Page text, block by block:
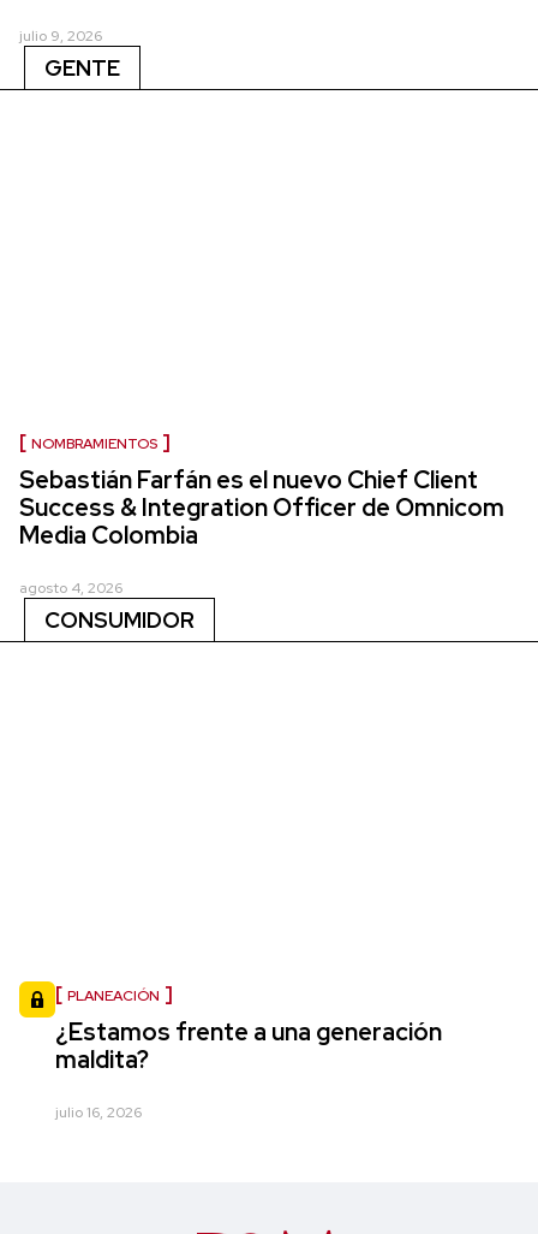
julio 9, 2026
GENTE
NOMBRAMIENTOS
Sebastián Farfán es el nuevo Chief Client
Success & Integration Officer de Omnicom
Media Colombia
agosto 4, 2026
CONSUMIDOR
PLANEACIÓN
¿Estamos frente a una generación
maldita?
julio 16, 2026